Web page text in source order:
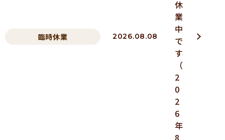
臨時休業 2026.08.08
休
業
中
で
す
（
2
0
2
6
年
8